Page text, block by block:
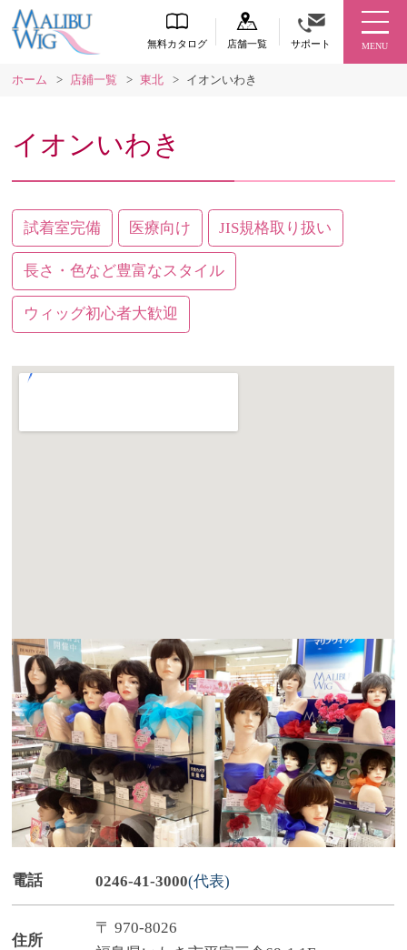
無料カタログ 店舗一覧 サポート MENU
ホーム > 店鋪一覧 > 東北 > イオンいわき
イオンいわき
試着室完備 医療向け JIS規格取り扱い
長さ・色など豊富なスタイル
ウィッグ初心者大歓迎
電話 0246-41-3000(代表)
住所
〒 970-8026